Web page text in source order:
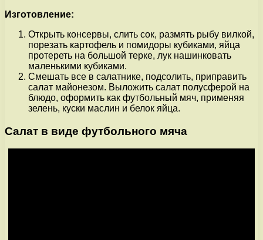
Изготовление:
Открыть консервы, слить сок, размять рыбу вилкой,
порезать картофель и помидоры кубиками, яйца
протереть на большой терке, лук нашинковать
маленькими кубиками.
Смешать все в салатнике, подсолить, приправить
салат майонезом. Выложить салат полусферой на
блюдо, оформить как футбольный мяч, применяя
зелень, куски маслин и белок яйца.
Салат в виде футбольного мяча